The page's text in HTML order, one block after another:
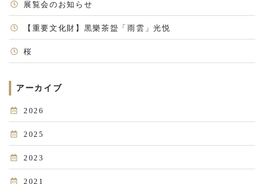
展覧会のお知らせ
【重要文化財】黒樂茶盌「雨雲」光悦
桜
アーカイブ
2026
2025
2023
2021